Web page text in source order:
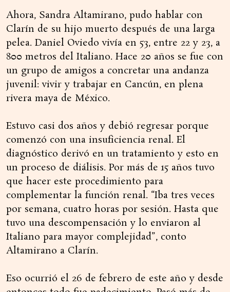
Ahora, Sandra Altamirano, pudo hablar con
Clarín de su hijo muerto después de una larga
pelea. Daniel Oviedo vivía en 53, entre 22 y 23, a
800 metros del Italiano. Hace 20 años se fue con
un grupo de amigos a concretar una andanza
juvenil: vivir y trabajar en Cancún, en plena
rivera maya de México.
Estuvo casi dos años y debió regresar porque
comenzó con una insuficiencia renal. El
diagnóstico derivó en un tratamiento y esto en
un proceso de diálisis. Por más de 15 años tuvo
que hacer este procedimiento para
complementar la función renal. “Iba tres veces
por semana, cuatro horas por sesión. Hasta que
tuvo una descompensación y lo enviaron al
Italiano para mayor complejidad”, conto
Altamirano a Clarín.
Eso ocurrió el 26 de febrero de este año y desde